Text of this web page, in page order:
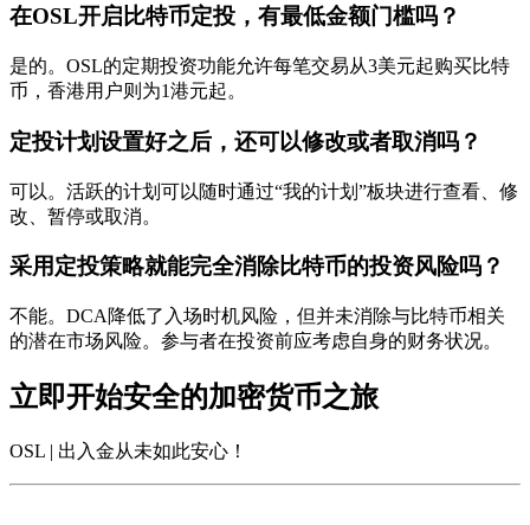
在OSL开启比特币定投，有最低金额门槛吗？
是的。OSL的定期投资功能允许每笔交易从3美元起购买比特
币，香港用户则为1港元起。
定投计划设置好之后，还可以修改或者取消吗？
可以。活跃的计划可以随时通过“我的计划”板块进行查看、修
改、暂停或取消。
采用定投策略就能完全消除比特币的投资风险吗？
不能。DCA降低了入场时机风险，但并未消除与比特币相关
的潜在市场风险。参与者在投资前应考虑自身的财务状况。
立即开始安全的加密货币之旅
OSL | 出入金从未如此安心 ！